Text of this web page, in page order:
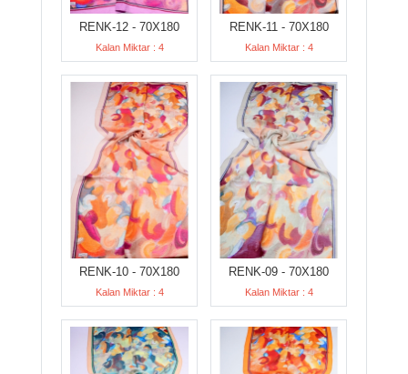
RENK-12 - 70X180
Kalan Miktar : 4
RENK-11 - 70X180
Kalan Miktar : 4
RENK-10 - 70X180
Kalan Miktar : 4
RENK-09 - 70X180
Kalan Miktar : 4